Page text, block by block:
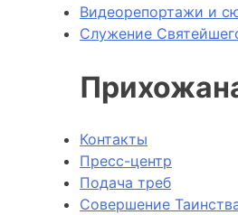
Видеорепортажи и
Служение
Контакты
Пресс-центр
Подача треб
Совершение